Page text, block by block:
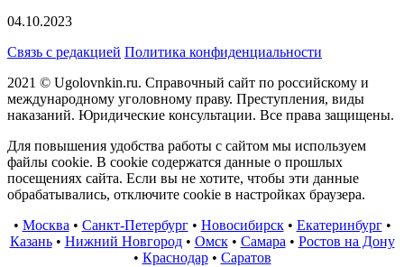
04.10.2023
Связь с редакцией Политика конфиденциальности
2021 © Ugolovnkin.ru. Справочный сайт по российскому и
международному уголовному праву. Преступления, виды
наказаний. Юридические консультации. Все права защищены.
Для повышения удобства работы с сайтом мы используем
файлы cookie. В cookie содержатся данные о прошлых
посещениях сайта. Если вы не хотите, чтобы эти данные
обрабатывались, отключите cookie в настройках браузера.
• Москва • Санкт-Петербург• Новосибирск• Екатеринбург•
Казань• Нижний Новгород• Омск• Самара • Ростов на Дону
• Краснодар• Саратов